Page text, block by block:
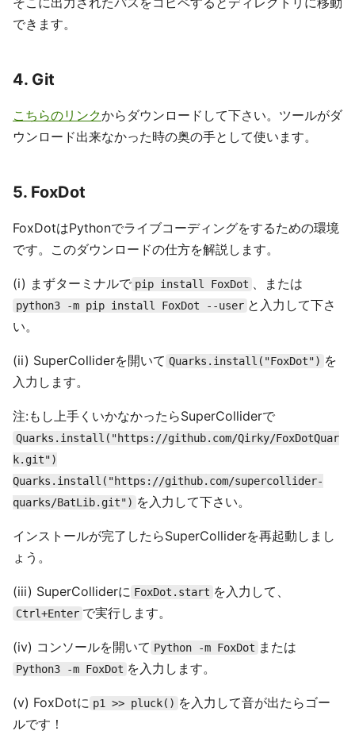
できます。
4. Git
こちらのリンクからダウンロードして下さい。ツールがダ
ウンロード出来なかった時の奥の手として使います。
5. FoxDot
FoxDotはPythonでライブコーディングをするための環境
です。このダウンロードの仕方を解説します。
(i) まずターミナルで pip install FoxDot 、または
python3 -m pip install FoxDot --user と入力して下さ
い。
(ii) SuperColliderを開いて Quarks.install("FoxDot") を
入力します。
注:もし上手くいかなかったらSuperColliderで
Quarks.install("https://github.com/Qirky/FoxDotQuar
k.git")
Quarks.install("https://github.com/supercollider-
quarks/BatLib.git") を入力して下さい。
インストールが完了したらSuperColliderを再起動しまし
ょう。
(iii) SuperColliderに FoxDot.start を入力して、
Ctrl+Enter で実行します。
(iv) コンソールを開いて Python -m FoxDot または
Python3 -m FoxDot を入力します。
(v) FoxDotに p1 >> pluck() を入力して音が出たらゴー
ルです！